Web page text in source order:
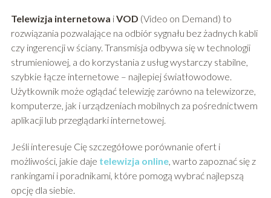
Telewizja internetowa iVOD (Video on Demand) to
rozwiązania pozwalające na odbiór sygnału bez żadnych kabli
czy ingerencji w ściany. Transmisja odbywa się w technologii
strumieniowej, a do korzystania z usług wystarczy stabilne,
szybkie łącze internetowe – najlepiej światłowodowe.
Użytkownik może oglądać telewizję zarówno na telewizorze,
komputerze, jak i urządzeniach mobilnych za pośrednictwem
aplikacji lub przeglądarki internetowej.
Jeśli interesuje Cię szczegółowe porównanie ofert i
możliwości, jakie daje telewizja online, warto zapoznać się z
rankingami i poradnikami, które pomogą wybrać najlepszą
opcję dla siebie.